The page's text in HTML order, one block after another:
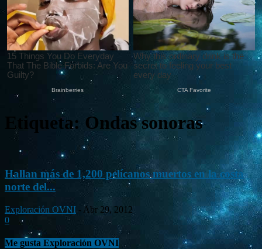
Etiqueta: Ondas sonoras
Hallan más de 1,200 pelícanos muertos en la costa
norte del...
Exploración OVNI - Abr 29, 2012
0
Me gusta Exploración OVNI